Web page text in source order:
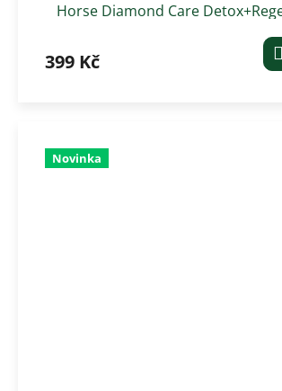
Horse Diamond Care
399 Kč
Novinka